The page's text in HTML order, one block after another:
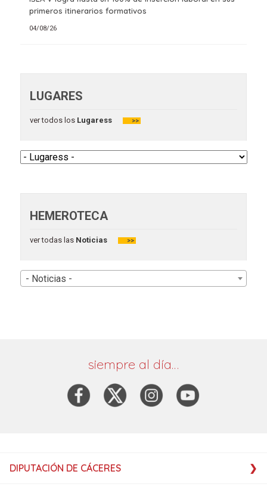
primeros itinerarios formativos
04/08/26
LUGARES
ver todos losLugaress >>
HEMEROTECA
ver todas lasNoticias >>
- Noticias -
siempre al día…
DIPUTACIÓN DE CÁCERES